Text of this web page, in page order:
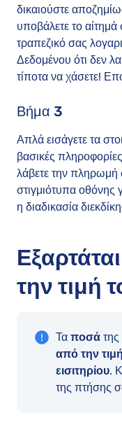
δικαιούστε
υποβάλετε το
τραπεζικό σας
Δεδομένου ότι δεν
τίποτα να χάσετε!
Βήμα 3
Απλά εισάγετε τα
βασικές
λάβετε την
στιγμιότυπα οθόνης
η διαδικασία
την τιμή
Τα ποσά
από την
εισιτηρίου.
της πτήσης